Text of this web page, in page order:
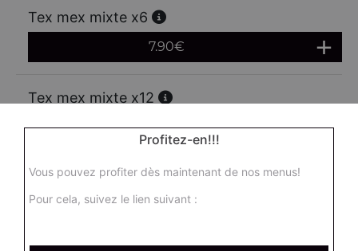
Tex mex mixte x6
7.90€
Tex mex mixte x12
13.00€
Mozzarella sticks x6
6.95 €
Profitez-en!!!
Vous pouvez profiter dès maintenant de nos menus!
Pour cela, suivez le lien suivant :